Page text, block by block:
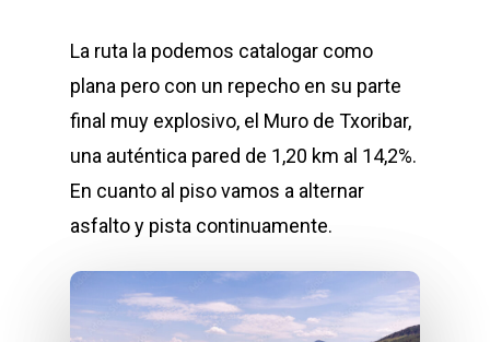
La ruta la podemos catalogar como
plana pero con un repecho en su parte
final muy explosivo, el Muro de Txoribar,
una auténtica pared de 1,20 km al 14,2%.
En cuanto al piso vamos a alternar
asfalto y pista continuamente.